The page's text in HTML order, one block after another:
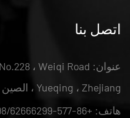
اتصل بنا
Yueqing ، Zhejiang ، الصين
هاتف: +86-577-62666298/62666299